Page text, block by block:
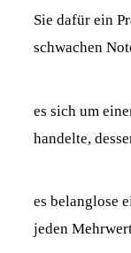
Sie dafür ein
schwachen
es sich um
handelte,
es belanglose
jeden